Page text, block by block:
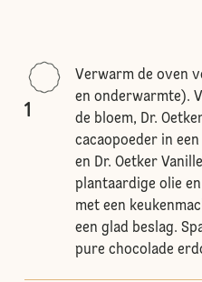
1
Verwarm de oven
en onderwarmte).
de bloem, Dr.
cacaopoeder in
en Dr. Oetker
plantaardige olie
met een
een glad beslag.
pure chocolade